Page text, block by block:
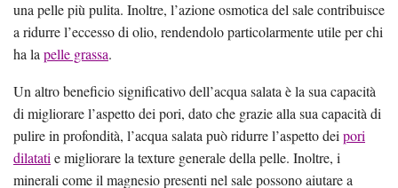
una pelle più pulita. Inoltre, l’azione osmotica del sale contribuisce
a ridurre l’eccesso di olio, rendendolo particolarmente utile per chi
ha la pelle grassa.
Un altro beneficio significativo dell’acqua salata è la sua capacità
di migliorare l’aspetto dei pori, dato che grazie alla sua capacità di
pulire in profondità, l’acqua salata può ridurre l’aspetto dei pori
dilatati e migliorare la texture generale della pelle. Inoltre, i
minerali come il magnesio presenti nel sale possono aiutare a